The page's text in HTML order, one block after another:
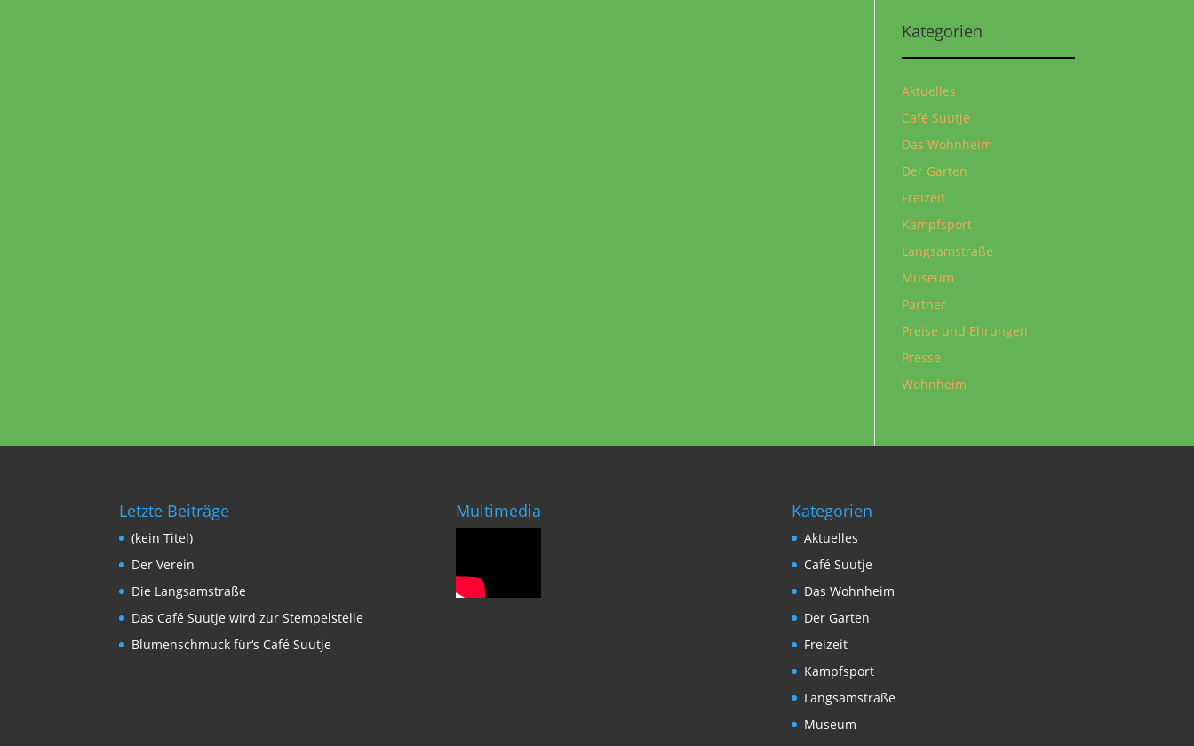
Kategorien
Aktuelles
Café Suutje
Das Wohnheim
Der Garten
Freizeit
Kampfsport
Langsamstraße
Museum
Partner
Preise und Ehrungen
Presse
Wohnheim
Letzte Beiträge
(kein Titel)
Der Verein
Die Langsamstraße
Das Café Suutje wird zur Stempelstelle
Blumenschmuck für‘s Café Suutje
Multimedia Kategorien
Aktuelles
Café Suutje
Das Wohnheim
Der Garten
Freizeit
Kampfsport
Langsamstraße
Museum